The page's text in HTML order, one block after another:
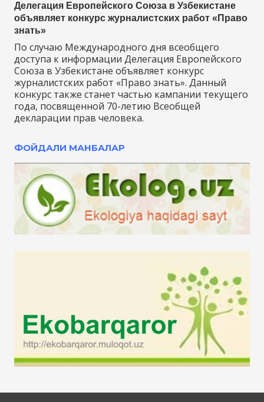
Делегация Европейского Союза в Узбекистане
объявляет конкурс журналистских работ «Право
знать»
По случаю Международного дня всеобщего
доступа к информации Делегация Европейского
Союза в Узбекистане объявляет конкурс
журналистских работ «Право знать». Данный
конкурс также станет частью кампании текущего
года, посвященной 70-летию Всеобщей
декларации прав человека.
ФОЙДАЛИ МАНБАЛАР